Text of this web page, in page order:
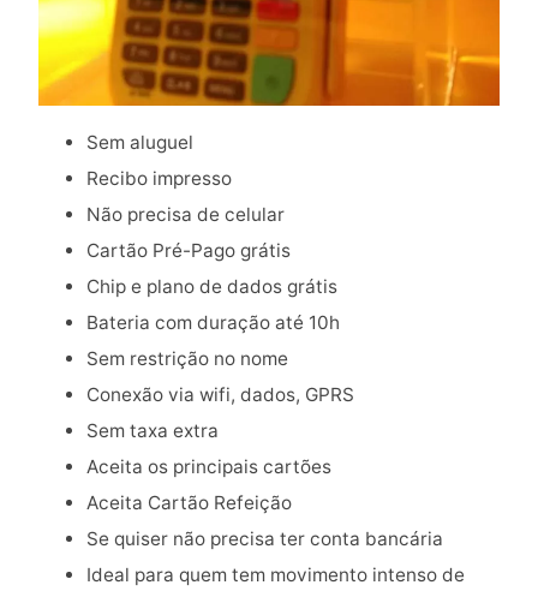
Sem aluguel
Recibo impresso
Não precisa de celular
Cartão Pré-Pago grátis
Chip e plano de dados grátis
Bateria com duração até 10h
Sem restrição no nome
Conexão via wifi, dados, GPRS
Sem taxa extra
Aceita os principais cartões
Aceita Cartão Refeição
Se quiser não precisa ter conta bancária
Ideal para quem tem movimento intenso de